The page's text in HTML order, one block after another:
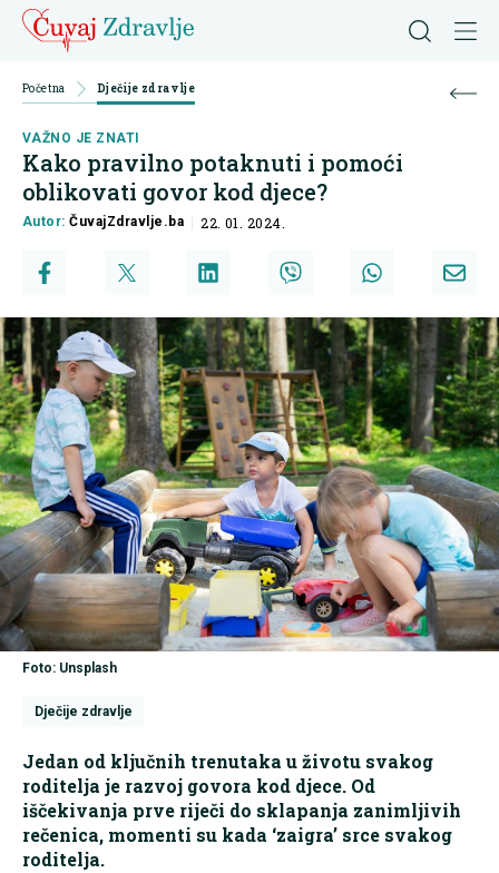
Početna Dječije zdravlje
VAŽNO JE ZNATI
Kako pravilno potaknuti i pomoći
oblikovati govor kod djece?
Autor:ČuvajZdravlje.ba 22. 01. 2024.
Foto: Unsplash
Dječije zdravlje
Jedan od ključnih trenutaka u životu svakog
roditelja je razvoj govora kod djece. Od
iščekivanja prve riječi do sklapanja zanimljivih
rečenica, momenti su kada ‘zaigra’ srce svakog
roditelja.